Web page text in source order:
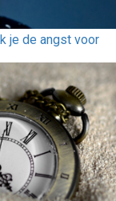
je de angst voor